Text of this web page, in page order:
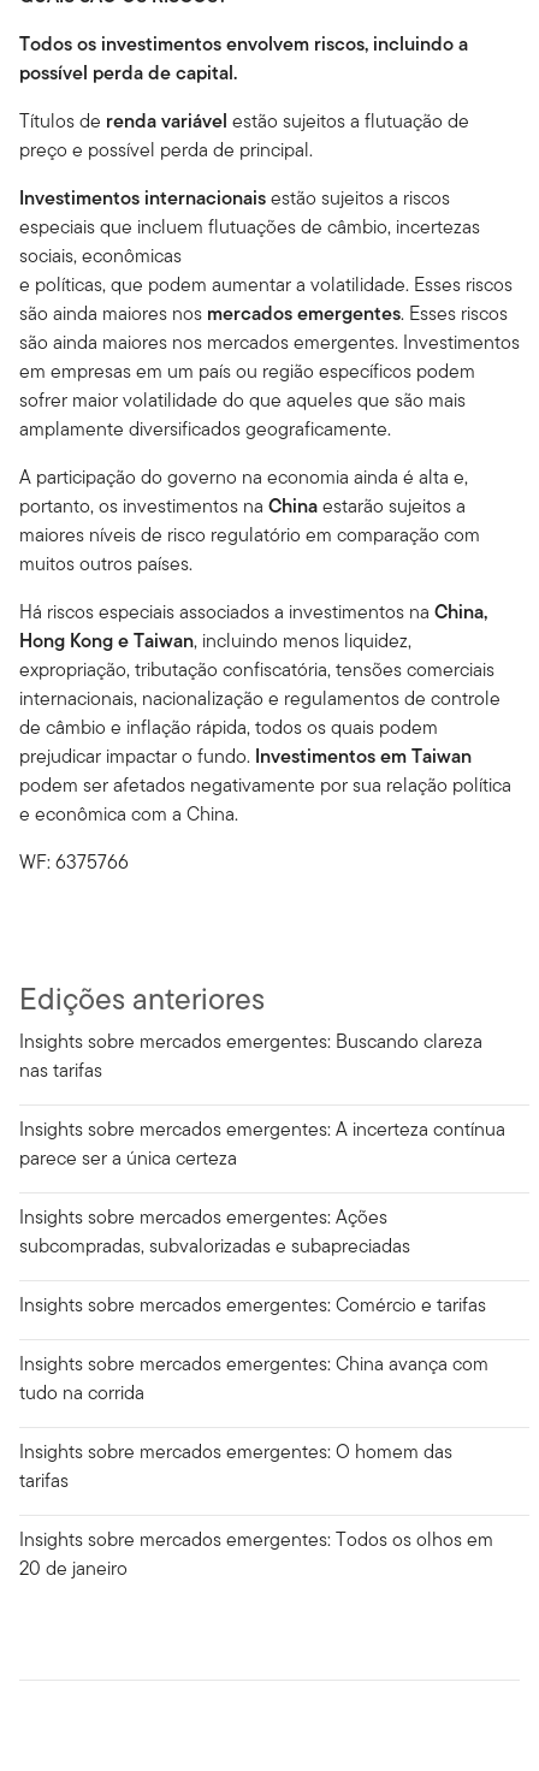
Todos os investimentos envolvem riscos, incluindo a
possível perda de capital.
Títulos de renda variável estão sujeitos a flutuação de
preço e possível perda de principal.
Investimentos internacionaisestão sujeitos a riscos
especiais que incluem flutuações de câmbio, incertezas
sociais, econômicas
e políticas, que podem aumentar a volatilidade. Esses riscos
são ainda maiores nos mercados emergentes. Esses riscos
são ainda maiores nos mercados emergentes. Investimentos
em empresas em um país ou região específicos podem
sofrer maior volatilidade do que aqueles que são mais
amplamente diversificados geograficamente.
A participação do governo na economia ainda é alta e,
portanto, os investimentos na Chinaestarão sujeitos a
maiores níveis de risco regulatório em comparação com
muitos outros países.
Há riscos especiais associados a investimentos na China,
Hong Kong e Taiwan, incluindo menos liquidez,
expropriação, tributação confiscatória, tensões comerciais
internacionais, nacionalização e regulamentos de controle
de câmbio e inflação rápida, todos os quais podem
prejudicar impactar o fundo. Investimentos em Taiwan
podem ser afetados negativamente por sua relação política
e econômica com a China.
WF: 6375766
Edições anteriores
Insights sobre mercados emergentes: Buscando clareza
nas tarifas
Insights sobre mercados emergentes: A incerteza contínua
parece ser a única certeza
Insights sobre mercados emergentes: Ações
subcompradas, subvalorizadas e subapreciadas
Insights sobre mercados emergentes: Comércio e tarifas
Insights sobre mercados emergentes: China avança com
tudo na corrida
Insights sobre mercados emergentes: O homem das
tarifas
Insights sobre mercados emergentes: Todos os olhos em
20 de janeiro